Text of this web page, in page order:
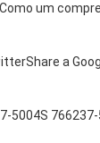
um
a